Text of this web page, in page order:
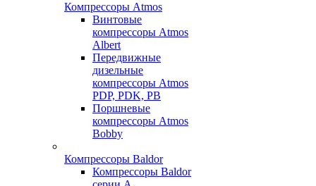
Компрессоры Atmos
Винтовые
компрессоры Atmos
Albert
Передвижные
дизельные
компрессоры Atmos
PDP, PDK, PB
Поршневые
компрессоры Atmos
Bobby
Компрессоры Baldor
Компрессоры Baldor